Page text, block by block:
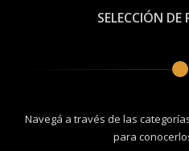
SELECCIÓN
Navegá a través de las
para